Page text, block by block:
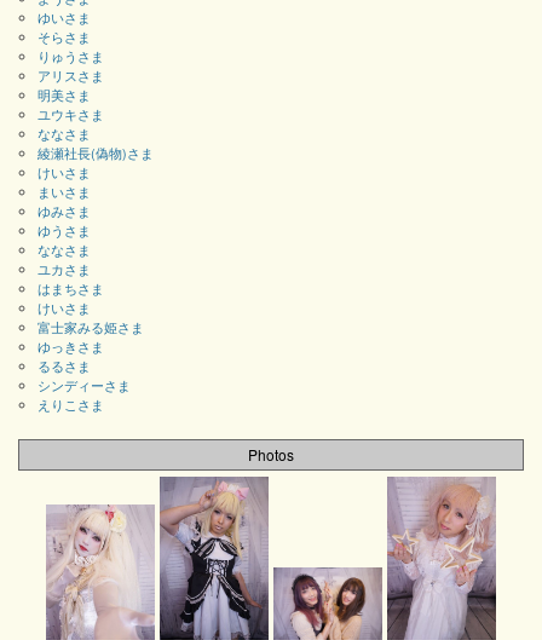
ゆいさま
そらさま
りゅうさま
アリスさま
明美さま
ユウキさま
ななさま
綾瀬社長(偽物)さま
けいさま
まいさま
ゆみさま
ゆうさま
ななさま
ユカさま
はまちさま
けいさま
富士家みる姫さま
ゆっきさま
るるさま
シンディーさま
えりこさま
Photos